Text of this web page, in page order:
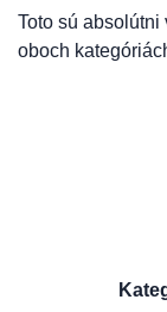
Toto sú
oboch